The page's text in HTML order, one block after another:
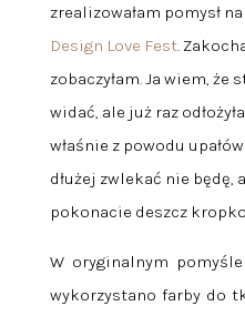
zrealizowałam pomysł
Design Love Fest.
zobaczyłam. Ja wiem, że
widać, ale już raz
właśnie z powodu
dłużej zwlekać nie będę,
pokonacie deszcz
W oryginalnym
wykorzystano farby do